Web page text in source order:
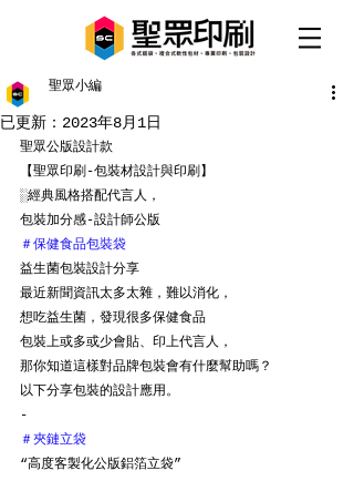
聖眾小編
已更新： 2023年8月1日
聖眾公版設計款
【聖眾印刷-包裝材設計與印刷】
░經典風格搭配代言人，
包裝加分感-設計師公版
＃保健食品包裝袋
益生菌包裝設計分享
最近新聞資訊太多太雜，難以消化，
想吃益生菌，發現很多保健食品
包裝上或多或少會貼、印上代言人，
那你知道這樣對品牌包裝會有什麼幫助嗎？
以下分享包裝的設計應用。
-
＃夾鏈立袋
“高度客製化公版鋁箔立袋”